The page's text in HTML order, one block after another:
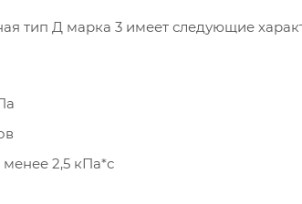
тип Д марка 3 имеет следующие
менее 2,5 кПа*с